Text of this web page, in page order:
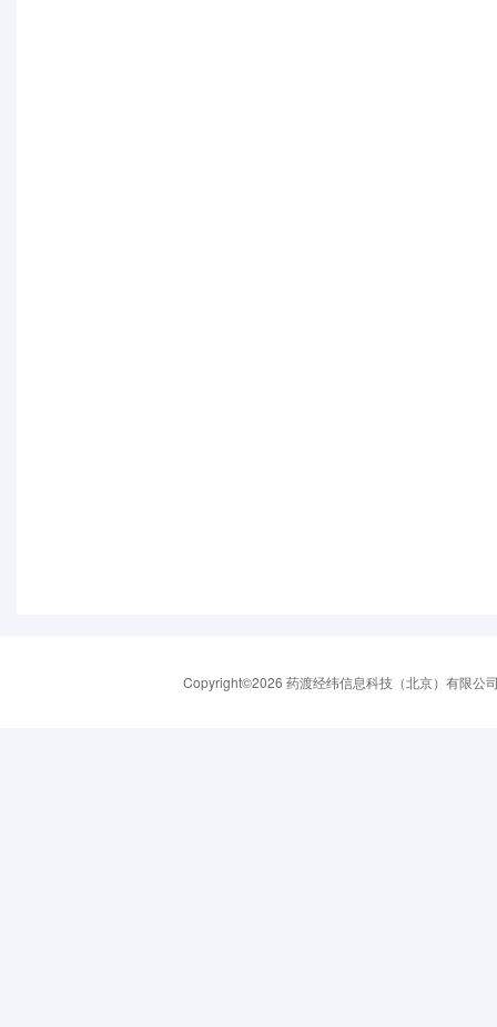
Copyright©2026 药渡经纬信息科技（北京）有限公